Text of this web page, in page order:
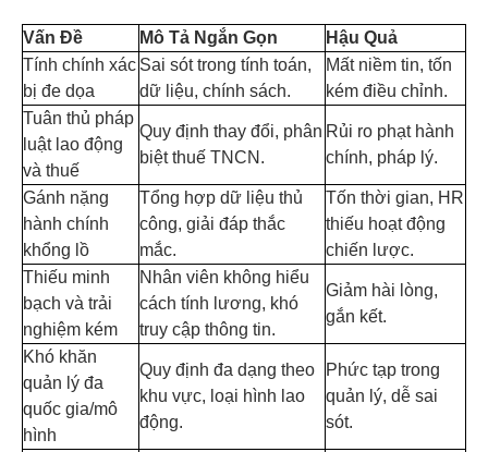
Vấn Đề Mô Tả Ngắn Gọn
Hậu Quả
Tính chính xác
bị đe dọa
Sai sót trong tính toán,
dữ liệu, chính sách.
Mất niềm tin, tốn
kém điều chỉnh.
Tuân thủ pháp
luật lao động
và thuế
Quy định thay đổi, phân
biệt thuế TNCN.
Rủi ro phạt hành
chính, pháp lý.
Gánh nặng
hành chính
khổng lồ
Tổng hợp dữ liệu thủ
công, giải đáp thắc
mắc.
Tốn thời gian, HR
thiếu hoạt động
chiến lược.
Thiếu minh
bạch và trải
nghiệm kém
Nhân viên không hiểu
cách tính lương, khó
truy cập thông tin.
Giảm hài lòng,
gắn kết.
Khó khăn
quản lý đa
quốc gia/mô
hình
Quy định đa dạng theo
khu vực, loại hình lao
động.
Phức tạp trong
quản lý, dễ sai
sót.